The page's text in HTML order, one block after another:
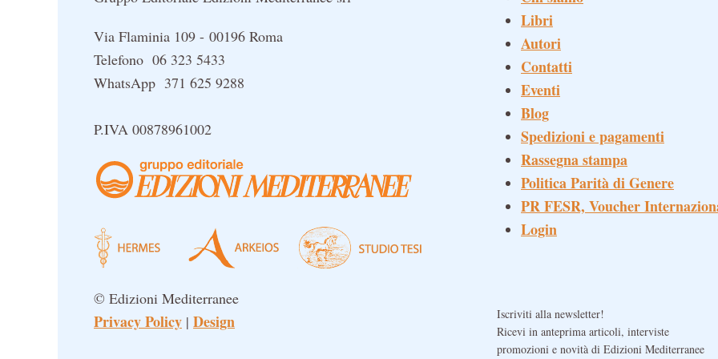
Via Flaminia 109 - 00196 Roma
Telefono 06 323 5433
WhatsApp 371 625 9288
P.IVA 00878961002
© Edizioni Mediterranee
Privacy Policy | Design
Libri
Autori
Contatti
Eventi
Blog
Spedizioni e pagamenti
Rassegna stampa
Politica Parità di Genere
PR FESR, Voucher
Login
Iscriviti alla newsletter!
Ricevi in anteprima articoli, interviste
promozioni e novità di Edizioni Mediterranee